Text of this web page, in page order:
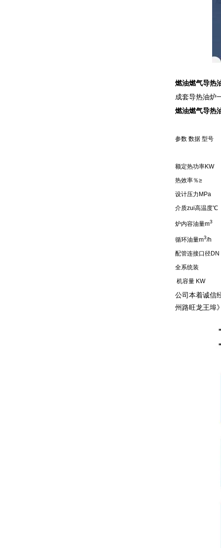
燃油燃气导热
成套导热油炉
燃油燃气导热
参数 数据 型号
额定热功率KW
热效率％≥
设计压力MPa
介质zui高温度℃
炉内容油量m3
循环油量m3/h
配管连接口径DN
全系统装
机容量 KW
公司本着诚信
州路旺龙王埠